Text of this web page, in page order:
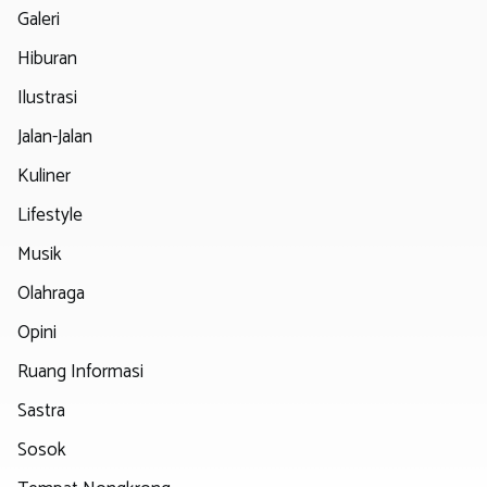
Galeri
Hiburan
Ilustrasi
Jalan-Jalan
Kuliner
Lifestyle
Musik
Olahraga
Opini
Ruang Informasi
Sastra
Sosok